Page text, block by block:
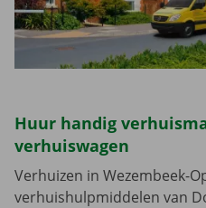
Huur handig
verhuiswagen
Verhuizen in Wezembeek-
verhuishulpmiddelen van